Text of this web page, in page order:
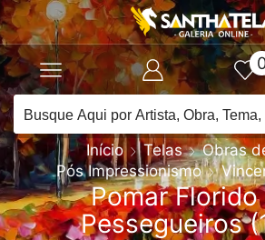
Início Telas
Obras
Pós Impressionismo
Pomar
Pessegueiros